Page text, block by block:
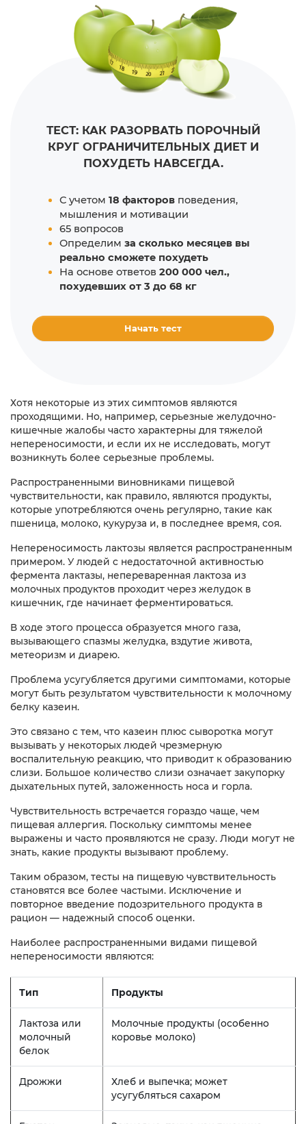
ТЕСТ: КАК РАЗОРВАТЬ ПОРОЧНЫЙ
КРУГ ОГРАНИЧИТЕЛЬНЫХ ДИЕТ И
ПОХУДЕТЬ НАВСЕГДА.
Начать тест
С учетом 18 факторов поведения,
мышления и мотивации
65 вопросов
Определим за сколько месяцев вы
реально сможете похудеть
На основе ответов 200 000 чел.,
похудевших от 3 до 68 кг
Хотя некоторые из этих симптомов являются
проходящими. Но, например, серьезные желудочно-
кишечные жалобы часто характерны для тяжелой
непереносимости, и если их не исследовать, могут
возникнуть более серьезные проблемы.
Распространенными виновниками пищевой
чувствительности, как правило, являются продукты,
которые употребляются очень регулярно, такие как
пшеница, молоко, кукуруза и, в последнее время, соя.
Непереносимость лактозы является распространенным
примером. У людей с недостаточной активностью
фермента лактазы, непереваренная лактоза из
молочных продуктов проходит через желудок в
кишечник, где начинает ферментироваться.
В ходе этого процесса образуется много газа,
вызывающего спазмы желудка, вздутие живота,
метеоризм и диарею.
Проблема усугубляется другими симптомами, которые
могут быть результатом чувствительности к молочному
белку казеин.
Это связано с тем, что казеин плюс сыворотка могут
вызывать у некоторых людей чрезмерную
воспалительную реакцию, что приводит к образованию
слизи. Большое количество слизи означает закупорку
дыхательных путей, заложенность носа и горла.
Чувствительность встречается гораздо чаще, чем
пищевая аллергия. Поскольку симптомы менее
выражены и часто проявляются не сразу. Люди могут не
знать, какие продукты вызывают проблему.
Таким образом, тесты на пищевую чувствительность
становятся все более частыми. Исключение и
повторное введение подозрительного продукта в
рацион — надежный способ оценки.
Наиболее распространенными видами пищевой
непереносимости являются:
Тип Продукты
Лактоза или
молочный
белок
Молочные продукты (особенно
коровье молоко)
Дрожжи
Хлеб и выпечка; может
усугубляться сахаром